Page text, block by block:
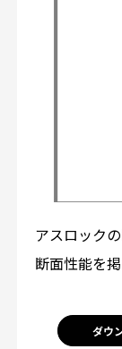
アスロック
断面性能を
ダウ